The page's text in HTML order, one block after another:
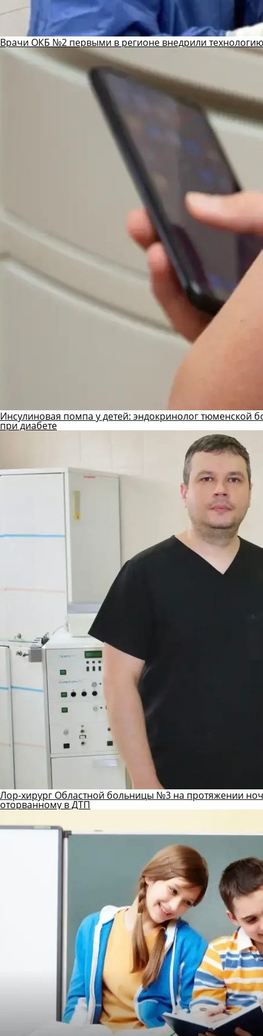
Врачи ОКБ №2 первыми в регионе внедрили
Инсулиновая помпа у детей: эндокринолог тюменской
при диабете
Лор-хирург Областной больницы №3 на протяжении
оторванному в ДТП